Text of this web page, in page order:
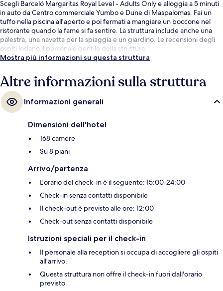
Scegli Barceló Margaritas Royal Level - Adults Only e alloggia a 5 minuti
in auto da Centro commerciale Yumbo e Dune di Maspalomas. Fai un
tuffo nella piscina all'aperto e poi fermati a mangiare un boccone nel
ristorante quando la fame si fa sentire. La struttura include anche una
palestra, una navetta per la spiaggia e un giardino. Le recensioni degli
ospiti lodano il personale gentile della struttura.
Mostra più informazioni su questa struttura
Altre informazioni sulla struttura
Informazioni generali
Dimensioni dell'hotel
168 camere
Su 8 piani
Arrivo/partenza
L'orario del check-in è il seguente: 15:00-24:00
Check-in senza contatti disponibile
Il check-out è previsto alle ore: 12:00
Check-out senza contatti disponibile
Istruzioni speciali per il check-in
Il personale alla reception si occupa di accogliere gli ospiti
all'arrivo.
Questa struttura non offre il check-in fuori dall'orario
previsto